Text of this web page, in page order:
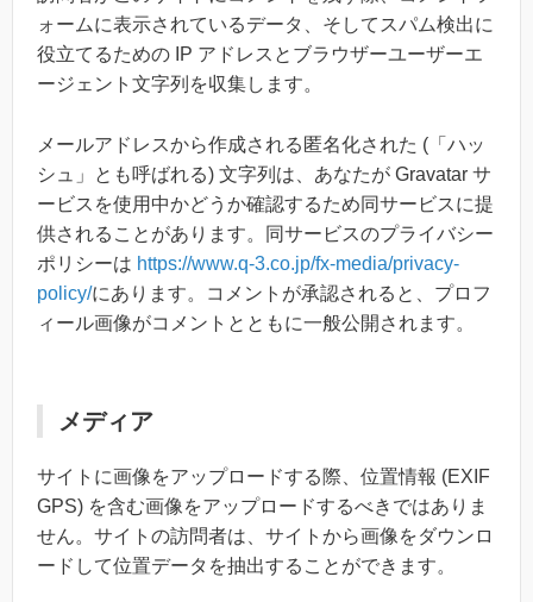
ォームに表示されているデータ、そしてスパム検出に
役立てるための IP アドレスとブラウザーユーザーエ
ージェント文字列を収集します。
メールアドレスから作成される匿名化された (「ハッ
シュ」とも呼ばれる) 文字列は、あなたが Gravatar サ
ービスを使用中かどうか確認するため同サービスに提
供されることがあります。同サービスのプライバシー
ポリシーは https://www.q-3.co.jp/fx-media/privacy-
policy/にあります。コメントが承認されると、プロフ
ィール画像がコメントとともに一般公開されます。
メディア
サイトに画像をアップロードする際、位置情報 (EXIF
GPS) を含む画像をアップロードするべきではありま
せん。サイトの訪問者は、サイトから画像をダウンロ
ードして位置データを抽出することができます。